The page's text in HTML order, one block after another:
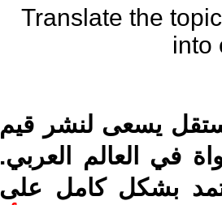
Translate the topic
into
يسعى لنشر قيم
في العالم العربي.
بشكل كامل على